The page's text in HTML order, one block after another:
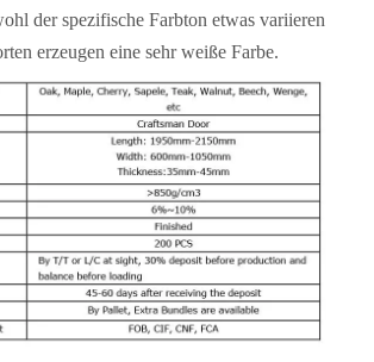
Beliebte Shaker-Tür aus massivem Holz mit zwei Paneelen
der spezifische Farbton etwas variieren
erzeugen eine sehr weiße Farbe.